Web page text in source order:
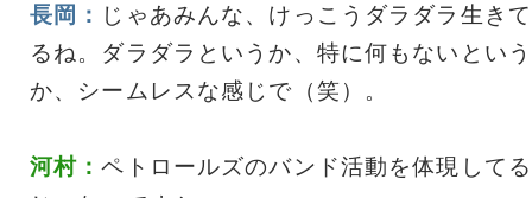
長岡： じゃあみんな、けっこうダラダラ生きて
るね。ダラダラというか、特に何もないという
か、シームレスな感じで（笑）。
河村：ペトロールズのバンド活動を体現してる